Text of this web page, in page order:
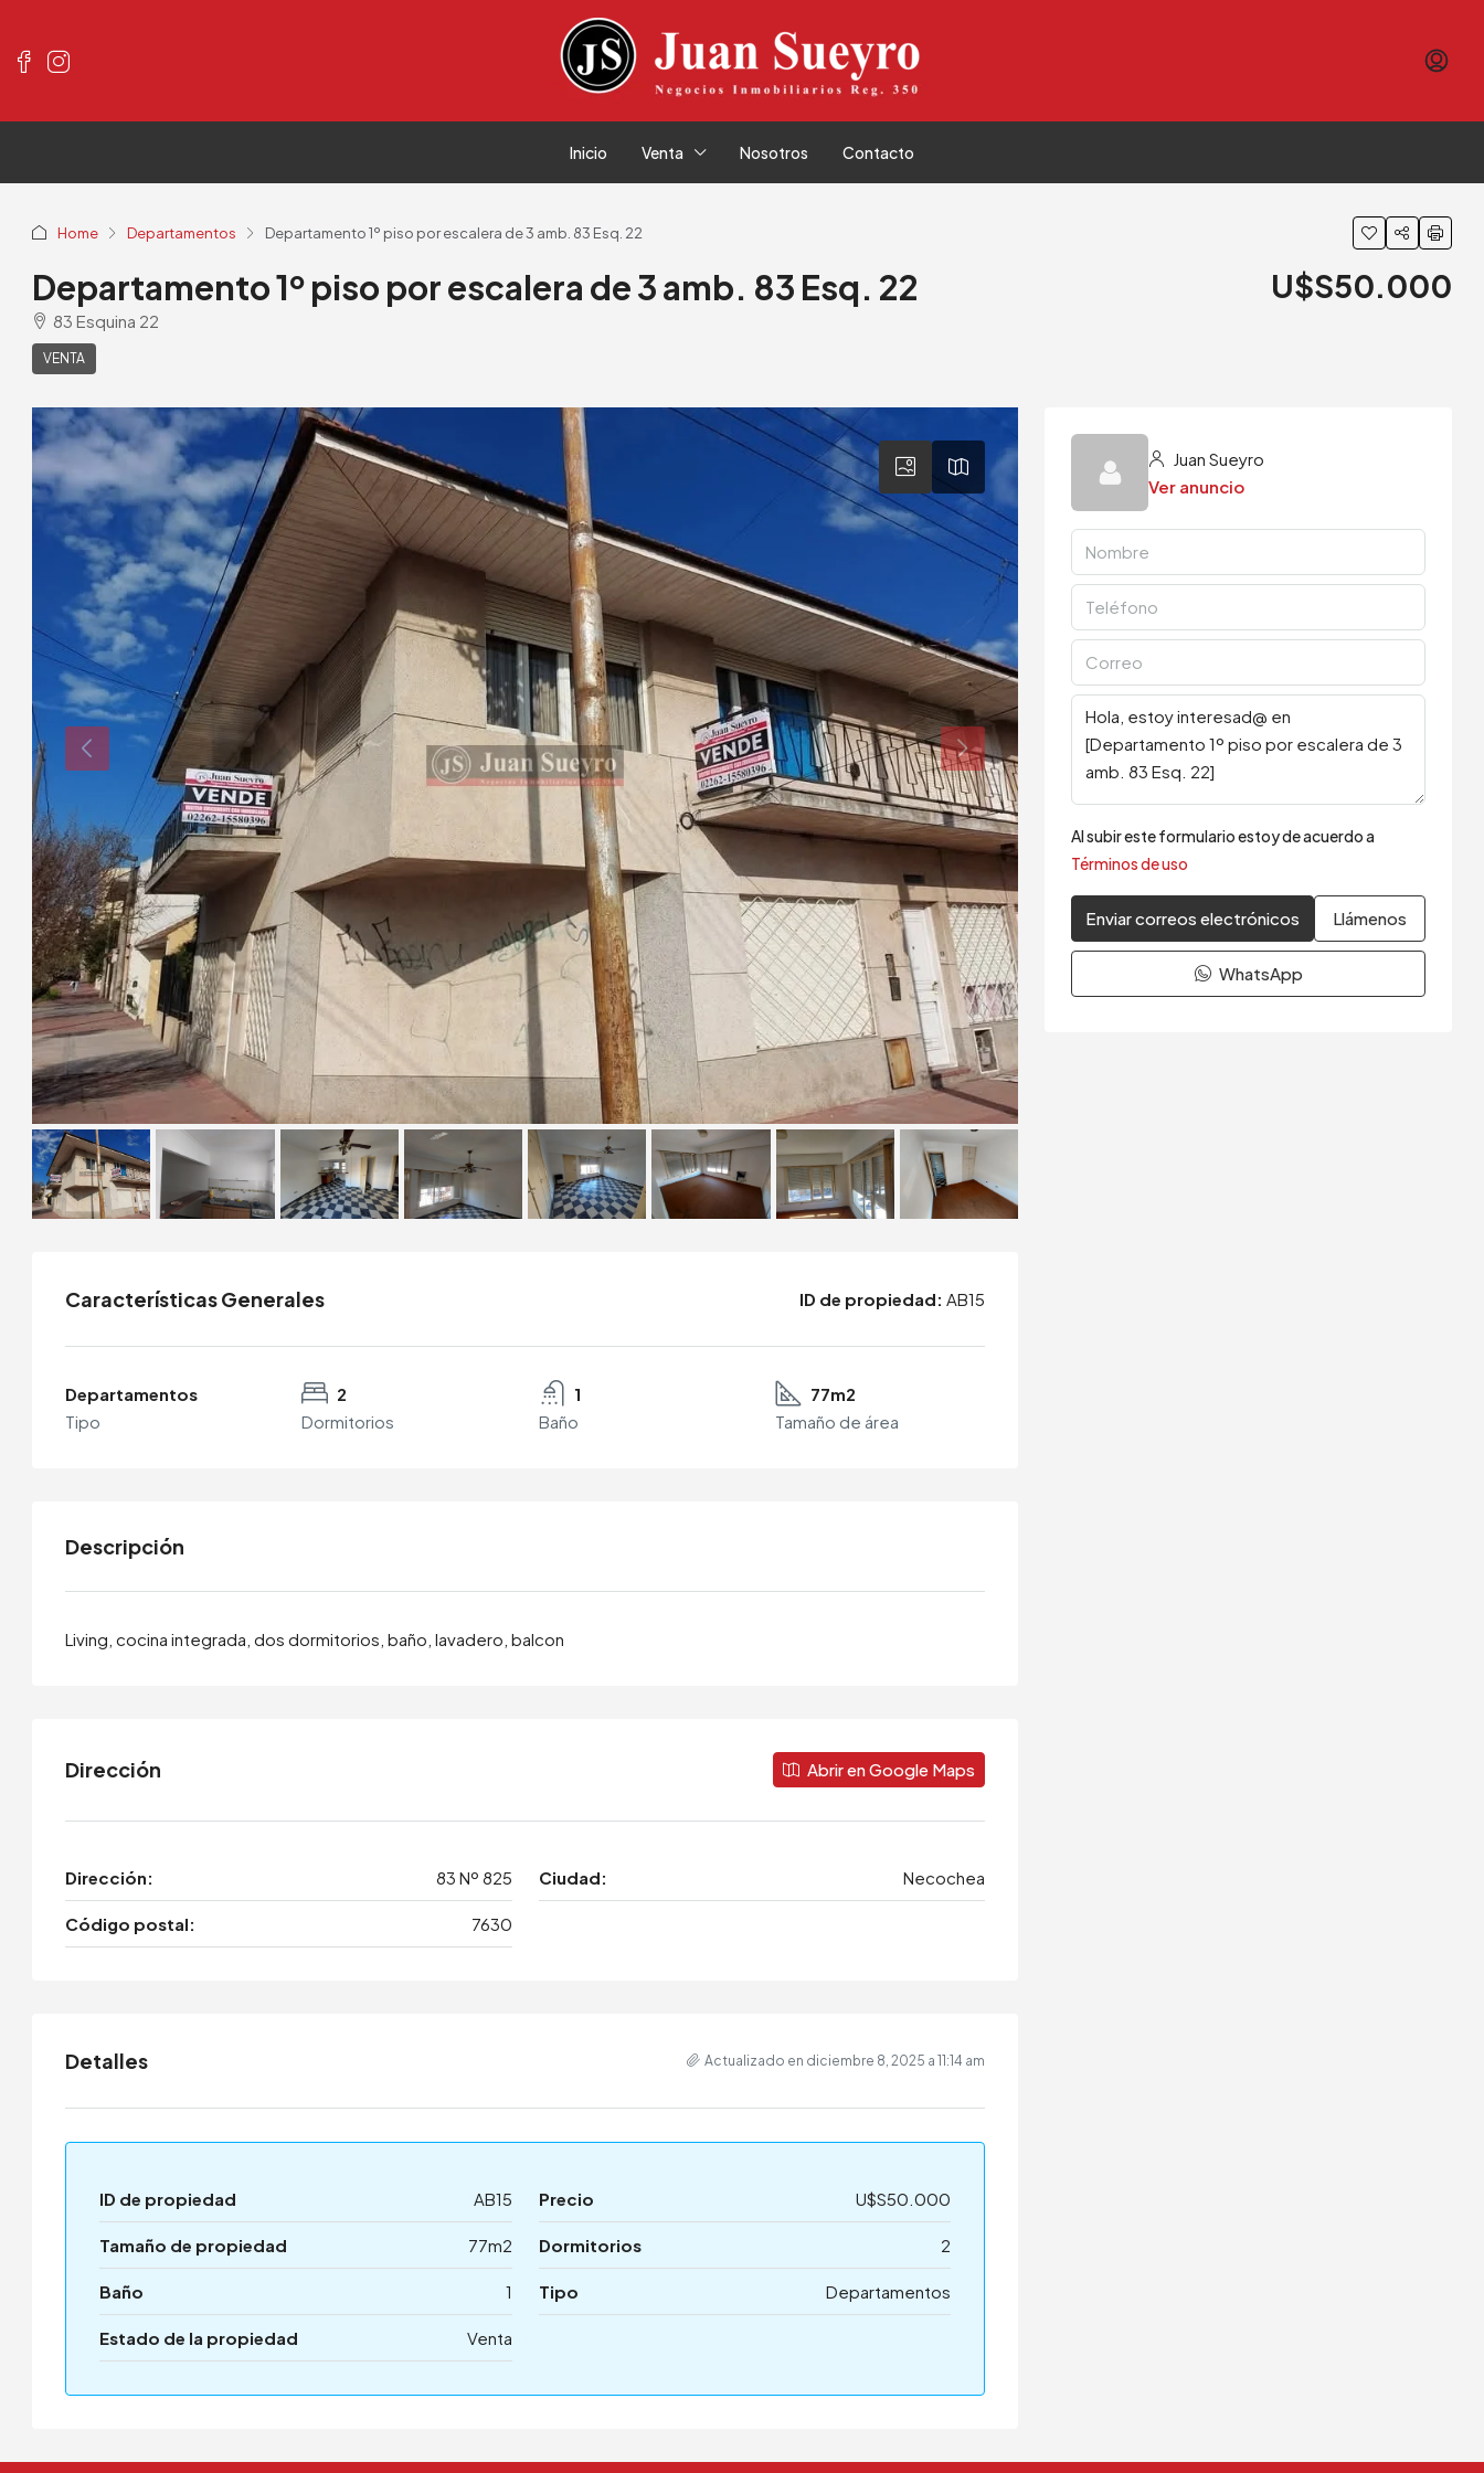
Inicio Venta Nosotros Contacto
Home Departamentos Departamento 1º piso por escalera de 3 amb. 83 Esq. 22
Departamento 1º piso por escalera de 3 amb. 83 Esq. 22
83 Esquina 22
VENTA
U$S50.000
Características Generales ID de propiedad: AB15
Departamentos
Tipo
2
Dormitorios
1
Baño
77m2
Tamaño de área
Descripción
Living, cocina integrada, dos dormitorios, baño, lavadero, balcon
Dirección Abrir en Google Maps
Dirección: 83 Nº 825 Ciudad: Necochea
Código postal: 7630
Detalles Actualizado en diciembre 8, 2025 a 11:14 am
ID de propiedad AB15 Precio U$S50.000
Tamaño de propiedad 77m2 Dormitorios 2
Baño 1 Tipo Departamentos
Estado de la propiedad Venta
Juan Sueyro
Ver anuncio
Al subir este formulario estoy de acuerdo a
Términos de uso
Enviar correos electrónicos Llámenos
WhatsApp